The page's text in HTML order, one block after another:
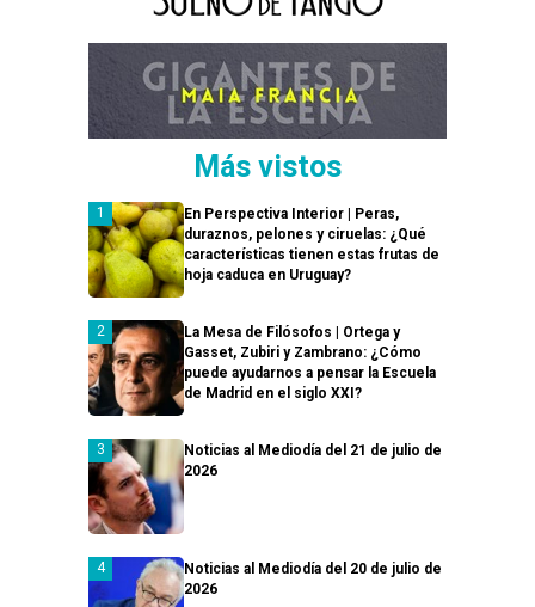
Más vistos
En Perspectiva Interior | Peras,
duraznos, pelones y ciruelas: ¿Qué
características tienen estas frutas de
hoja caduca en Uruguay?
La Mesa de Filósofos | Ortega y
Gasset, Zubiri y Zambrano: ¿Cómo
puede ayudarnos a pensar la Escuela
de Madrid en el siglo XXI?
Noticias al Mediodía del 21 de julio de
2026
Noticias al Mediodía del 20 de julio de
2026